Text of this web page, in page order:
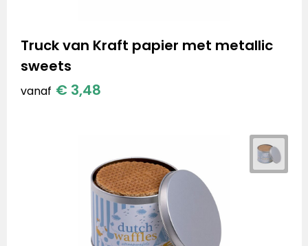
Truck van Kraft papier met metallic
sweets
vanaf € 3,48